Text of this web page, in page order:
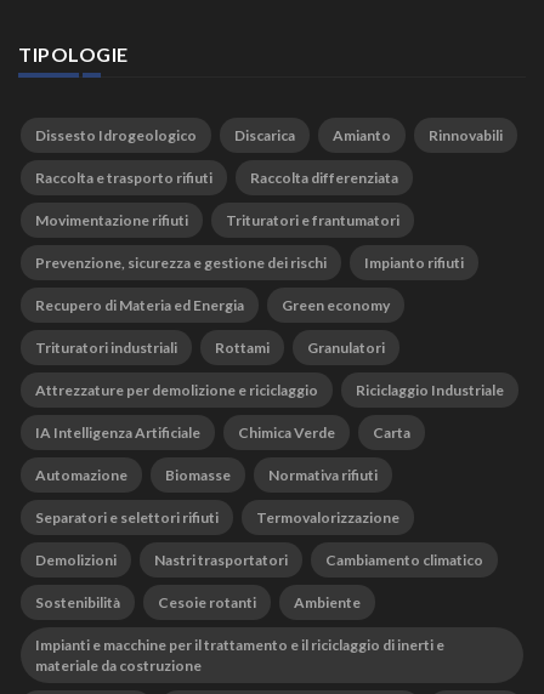
TIPOLOGIE
Dissesto Idrogeologico Discarica Amianto Rinnovabili
Raccolta e trasporto rifiuti Raccolta differenziata
Movimentazione rifiuti Trituratori e frantumatori
Prevenzione, sicurezza e gestione dei rischi Impianto rifiuti
Recupero di Materia ed Energia Green economy
Trituratori industriali Rottami Granulatori
Attrezzature per demolizione e riciclaggio Riciclaggio Industriale
IA Intelligenza Artificiale Chimica Verde Carta
Automazione Biomasse Normativa rifiuti
Separatori e selettori rifiuti Termovalorizzazione
Demolizioni Nastri trasportatori Cambiamento climatico
Sostenibilità Cesoie rotanti Ambiente
Impianti e macchine per il trattamento e il riciclaggio di inerti e
materiale da costruzione